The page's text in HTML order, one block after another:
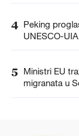
4 Peking
UNESCO-
5
Ministri EU
migranata u